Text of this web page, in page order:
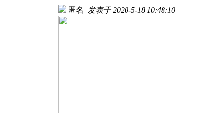
匿名 发表于 2020-5-18 10:48:10